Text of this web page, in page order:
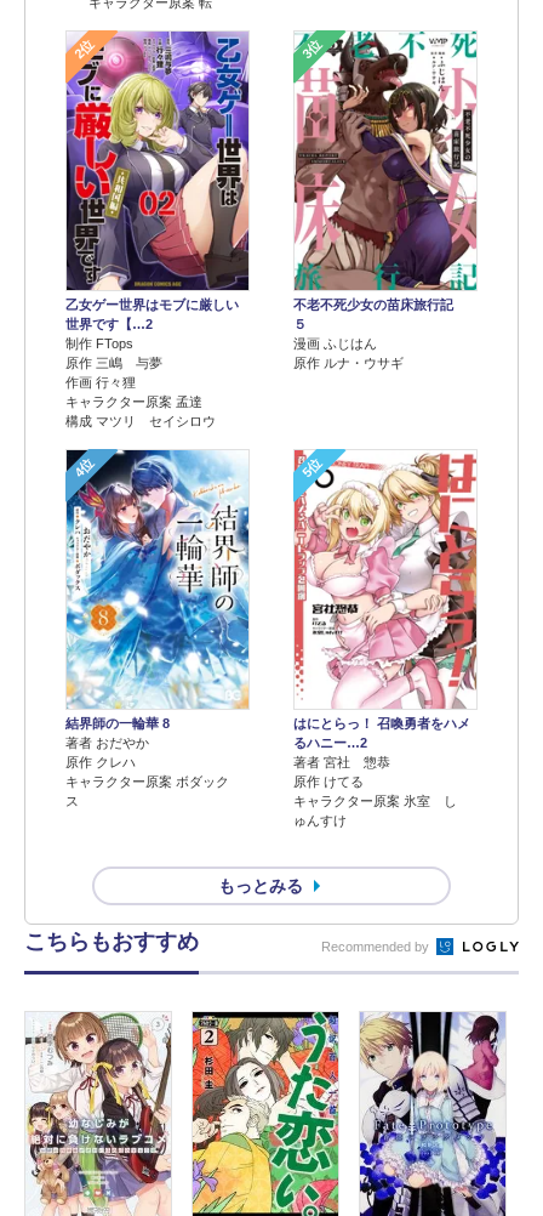
2位
乙女ゲー世界はモブに厳しい
世界です【…2
制作 FTops
原作 三嶋 与夢
作画 行々狸
キャラクター原案 孟達
構成 マツリ セイシロウ
3位
不老不死少女の苗床旅行記
５
漫画 ふじはん
原作 ルナ・ウサギ
4位
結界師の一輪華 8
著者 おだやか
原作 クレハ
キャラクター原案 ボダック
ス
5位
はにとらっ！ 召喚勇者をハメ
るハニー…2
著者 宮社 惣恭
原作 けてる
キャラクター原案 氷室 し
ゅんすけ
もっとみる
こちらもおすすめ Recommended by